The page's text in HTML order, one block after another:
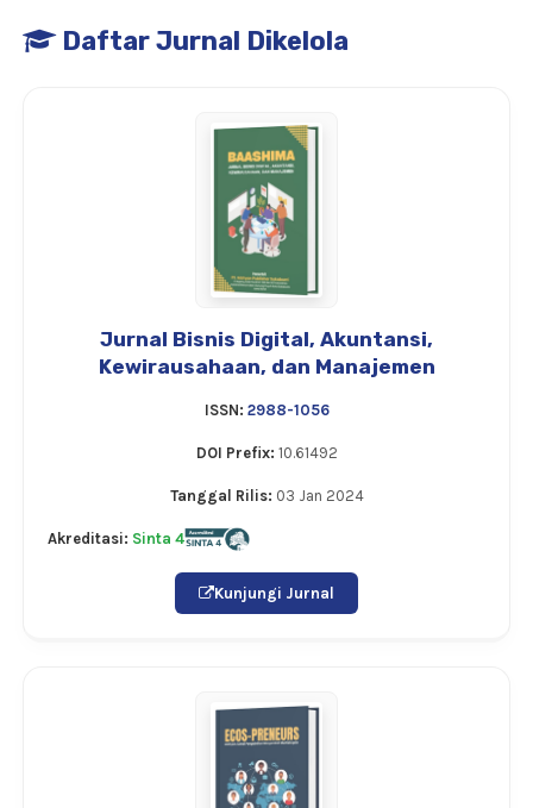
Daftar Jurnal Dikelola
Jurnal Bisnis Digital, Akuntansi,
Kewirausahaan, dan Manajemen
ISSN: 2988-1056
DOI Prefix: 10.61492
Tanggal Rilis: 03 Jan 2024
Akreditasi: Sinta 4
Kunjungi Jurnal